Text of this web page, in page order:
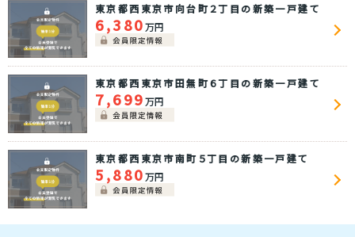
東京都西東京市向台町２丁目の新築一戸建て
6,380万円
東京都西東京市田無町６丁目の新築一戸建て
7,699万円
東京都西東京市南町５丁目の新築一戸建て
5,880万円